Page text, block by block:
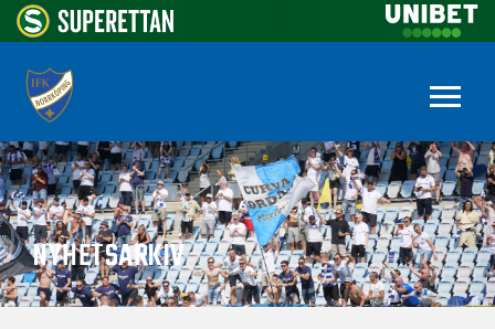
NYHETSARKIV